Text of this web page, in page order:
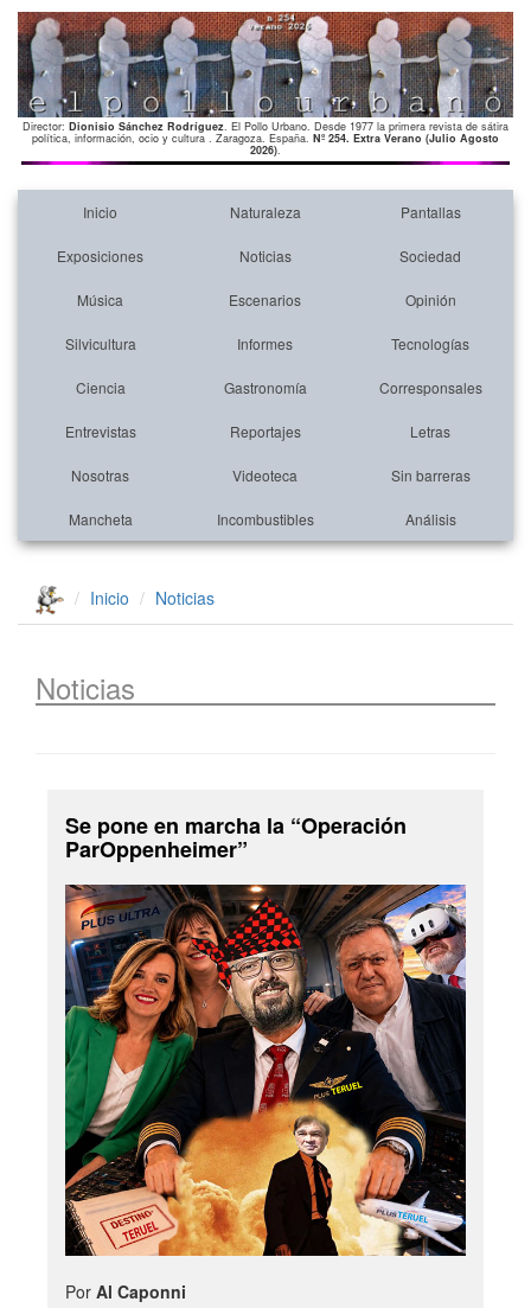
Director: Dionisio Sánchez Rodríguez. El Pollo Urbano. Desde 1977 la primera revista de sátira
política, información, ocio y cultura . Zaragoza. España. Nº 254. Extra Verano (Julio Agosto
2026).
Inicio Naturaleza Pantallas
Exposiciones Noticias Sociedad
Música Escenarios Opinión
Silvicultura Informes Tecnologías
Ciencia Gastronomía Corresponsales
Entrevistas Reportajes Letras
Nosotras Videoteca Sin barreras
Mancheta Incombustibles Análisis
Inicio Noticias
Noticias
Se pone en marcha la “Operación
ParOppenheimer”
Por Al Caponni